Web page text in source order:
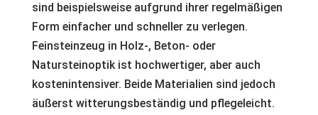
sind beispielsweise aufgrund ihrer regelmäßigen
Form einfacher und schneller zu verlegen.
Feinsteinzeug in Holz-, Beton- oder
Natursteinoptik ist hochwertiger, aber auch
kostenintensiver. Beide Materialien sind jedoch
äußerst witterungsbeständig und pflegeleicht.